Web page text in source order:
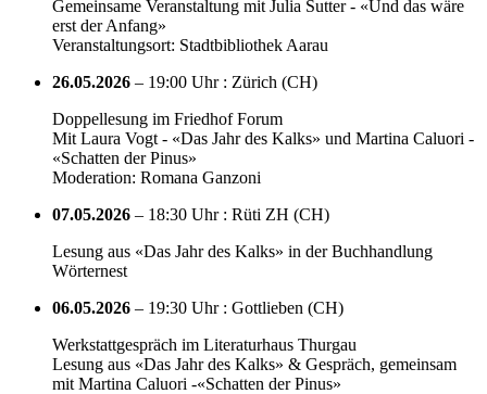
Gemeinsame Veranstaltung mit Julia Sutter - «Und das wäre
erst der Anfang»
Veranstaltungsort: Stadtbibliothek Aarau
26.05.2026 – 19:00 Uhr : Zürich (CH)
Doppellesung im Friedhof Forum
Mit Laura Vogt - «Das Jahr des Kalks» und Martina Caluori -
«Schatten der Pinus»
Moderation: Romana Ganzoni
07.05.2026 – 18:30 Uhr : Rüti ZH (CH)
Lesung aus «Das Jahr des Kalks» in der Buchhandlung
Wörternest
06.05.2026 – 19:30 Uhr : Gottlieben (CH)
Werkstattgespräch im Literaturhaus Thurgau
Lesung aus «Das Jahr des Kalks» & Gespräch, gemeinsam
mit Martina Caluori -«Schatten der Pinus»